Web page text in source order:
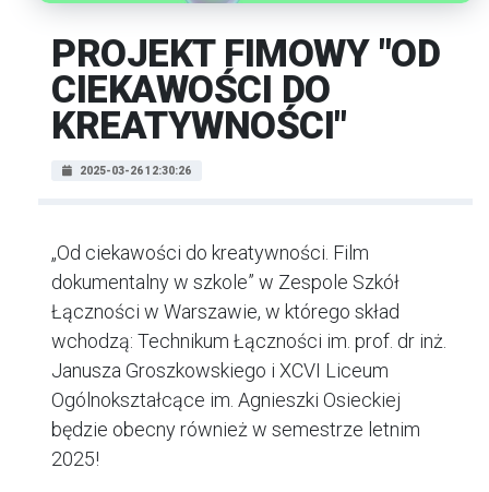
PROJEKT FIMOWY "OD
CIEKAWOŚCI DO
KREATYWNOŚCI"
2025-03-26 12:30:26
„Od ciekawości do kreatywności. Film
dokumentalny w szkole” w Zespole Szkół
Łączności w Warszawie, w którego skład
wchodzą: Technikum Łączności im. prof. dr inż.
Janusza Groszkowskiego i XCVI Liceum
Ogólnokształcące im. Agnieszki Osieckiej
będzie obecny również w semestrze letnim
2025!